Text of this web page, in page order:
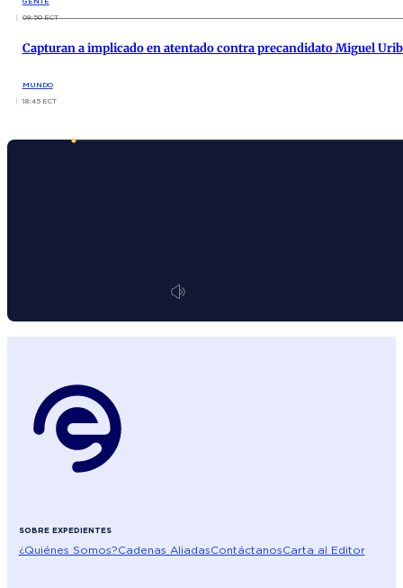
09:50 ECT
Capturan a implicado en atentado contra precandidato Miguel
MUNDO
18:45 ECT
SOBRE EXPEDIENTES
¿Quiénes Somos?Cadenas AliadasContáctanosCarta al Editor